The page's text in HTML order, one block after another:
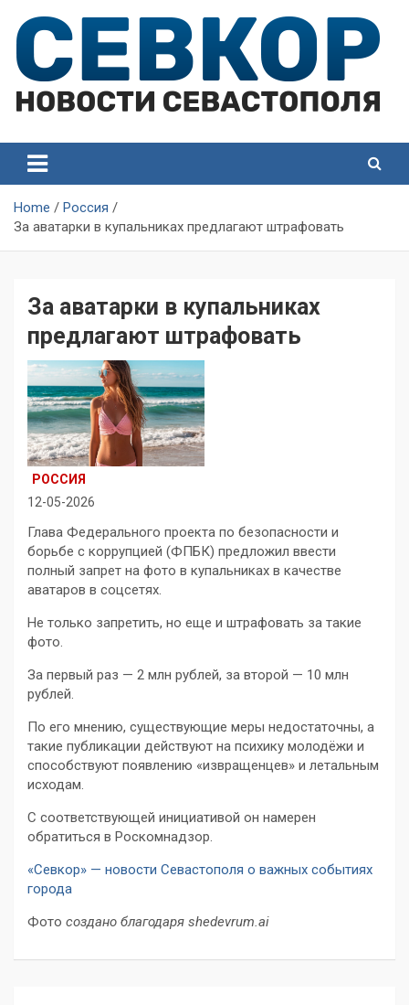
content
Севастополя
Севастополя
Home
Россия
За аватарки в купальниках предлагают штрафовать
За аватарки в купальниках
предлагают штрафовать
РОССИЯ
12-05-2026
Глава Федерального проекта по безопасности и
борьбе с коррупцией (ФПБК) предложил ввести
полный запрет на фото в купальниках в качестве
аватаров в соцсетях.
Не только запретить, но еще и штрафовать за такие
фото.
За первый раз — 2 млн рублей, за второй — 10 млн
рублей.
По его мнению, существующие меры недостаточны, а
такие публикации действуют на психику молодёжи и
способствуют появлению «извращенцев» и летальным
исходам.
С соответствующей инициативой он намерен
обратиться в Роскомнадзор.
«Севкор» — новости Севастополя о важных событиях
города
Фото создано благодаря shedevrum.ai